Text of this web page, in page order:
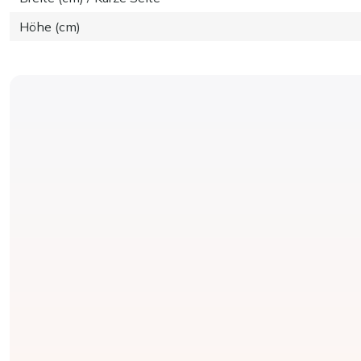
Höhe (cm)